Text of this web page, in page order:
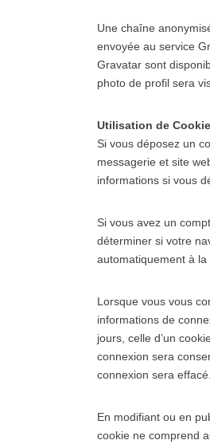
Une chaîne
envoyée au service
Gravatar sont
photo de profil sera
Utilisation de
Si vous déposez un
messagerie et site
informations si vous
Si vous avez un
déterminer si votre
automatiquement à
Lorsque vous vous
informations de
jours, celle d’un
connexion sera
connexion sera effacé.
En modifiant ou en
cookie ne comprend